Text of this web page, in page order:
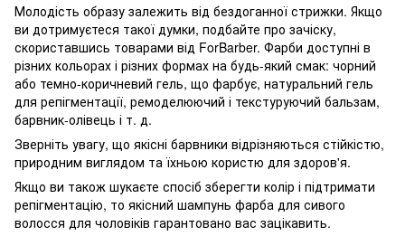
Молодість образу залежить від бездоганної стрижки. Якщо
ви дотримуєтеся такої думки, подбайте про зачіску,
скориставшись товарами від ForBarber. Фарби доступні в
різних кольорах і різних формах на будь-який смак: чорний
або темно-коричневий гель, що фарбує, натуральний гель
для репігментації, ремоделюючий і текстуруючий бальзам,
барвник-олівець і т. д.
Зверніть увагу, що якісні барвники відрізняються стійкістю,
природним виглядом та їхньою користю для здоров'я.
Якщо ви також шукаєте спосіб зберегти колір і підтримати
репігментацію, то якісний шампунь фарба для сивого
волосся для чоловіків гарантовано вас зацікавить.